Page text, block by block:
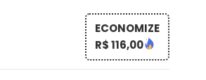
ECONOMIZE
R$ 116,00